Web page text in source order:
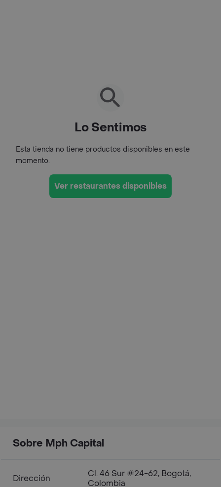
Lo Sentimos
Esta tienda no tiene productos disponibles en este
momento.
Ver restaurantes disponibles
Sobre Mph Capital
Dirección
Cl. 46 Sur #24-62, Bogotá,
Colombia